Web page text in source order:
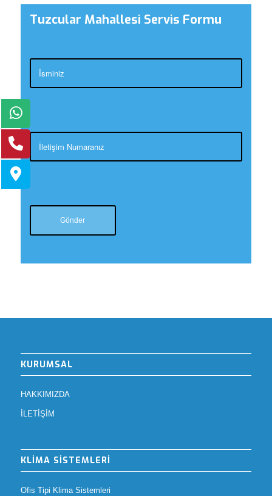
Tuzcular Mahallesi Servis Formu
KURUMSAL
HAKKIMIZDA
İLETİŞİM
KLİMA SİSTEMLERİ
Ofis Tipi Klima Sistemleri